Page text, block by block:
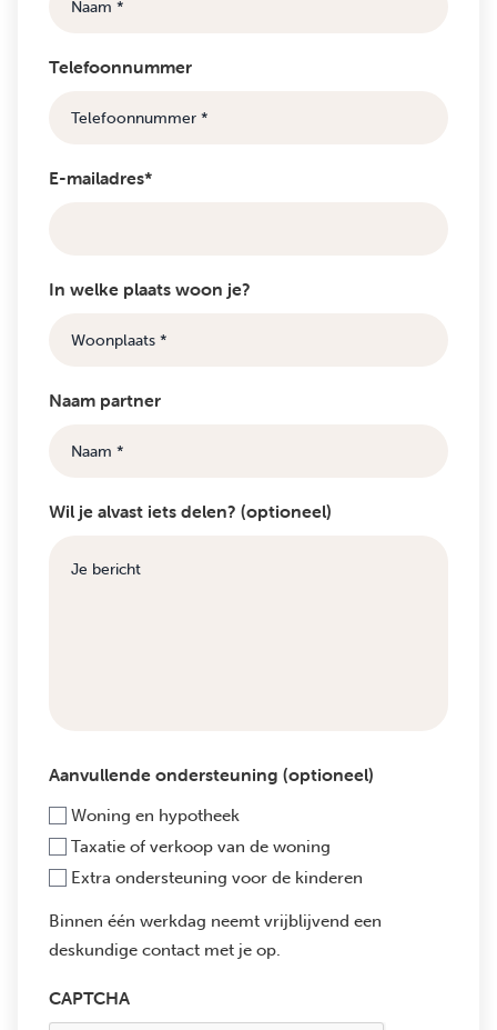
Telefoonnummer
E-mailadres*
In welke plaats woon je?
Naam partner
Wil je alvast iets delen? (optioneel)
Aanvullende ondersteuning (optioneel)
Woning en hypotheek
Taxatie of verkoop van de woning
Extra ondersteuning voor de kinderen
Binnen één werkdag neemt vrijblijvend een
deskundige contact met je op.
CAPTCHA